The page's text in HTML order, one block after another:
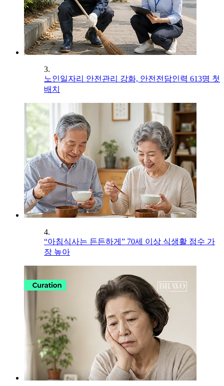
3.
노인일자리 안전관리 강화, 안전전담인력 613명 첫
배치
4.
“아침식사는 든든하게” 70세 이상 식생활 점수 가
장 높아